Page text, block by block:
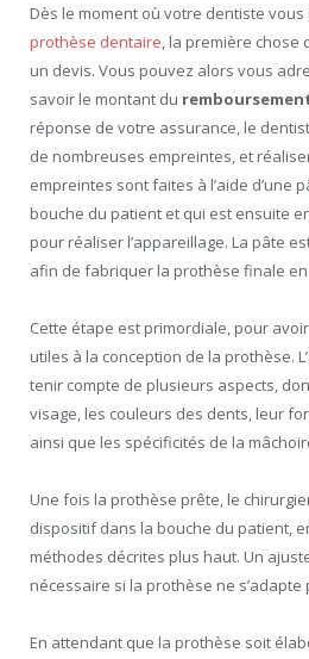
Dès le moment où votre dentiste
prothèse dentaire, la première chose
un devis. Vous pouvez alors vous
savoir le montant du
réponse de votre assurance, le
de nombreuses empreintes, et
empreintes sont faites à l’aide d’une
bouche du patient et qui est ensuite
pour réaliser l’appareillage. La pâte
afin de fabriquer la prothèse finale
Cette étape est primordiale, pour
utiles à la conception de la prothèse.
tenir compte de plusieurs aspects,
visage, les couleurs des dents, leur
ainsi que les spécificités de la
Une fois la prothèse prête, le
dispositif dans la bouche du patient,
méthodes décrites plus haut. Un
nécessaire si la prothèse ne
En attendant que la prothèse soit